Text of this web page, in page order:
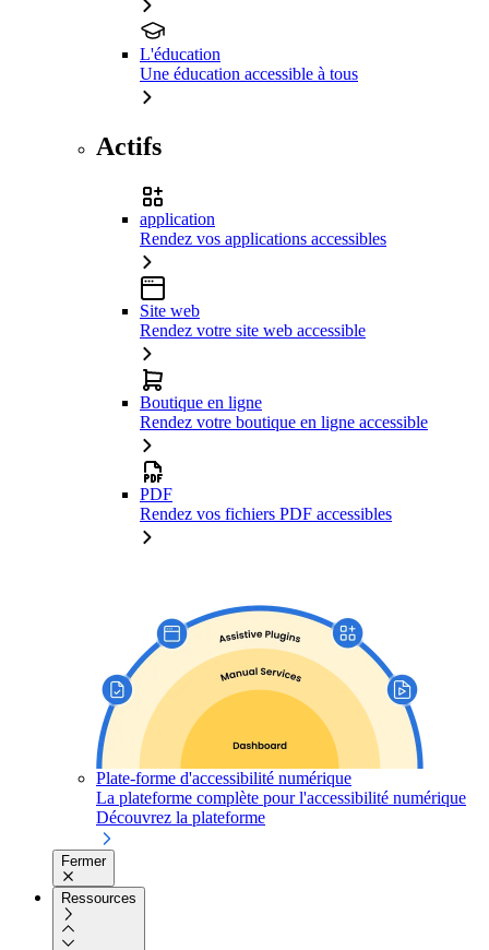
L'éducation
Une éducation accessible à tous
Actifs
application
Rendez vos applications accessibles
Site web
Rendez votre site web accessible
Boutique en ligne
Rendez votre boutique en ligne accessible
PDF
Rendez vos fichiers PDF accessibles
Plate-forme d'accessibilité numérique
La plateforme complète pour l'accessibilité numérique
Découvrez la plateforme
Fermer
Ressources